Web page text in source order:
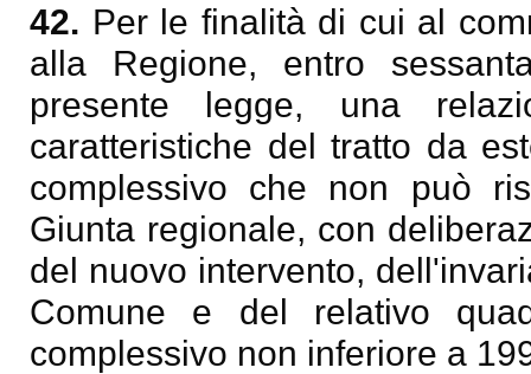
42. Per le finalità di cui al
alla Regione, entro
presente legge, una
caratteristiche del tratto da
complessivo che non può
Giunta regionale, con
del nuovo intervento,
Comune e del relativo
complessivo non inferiore a